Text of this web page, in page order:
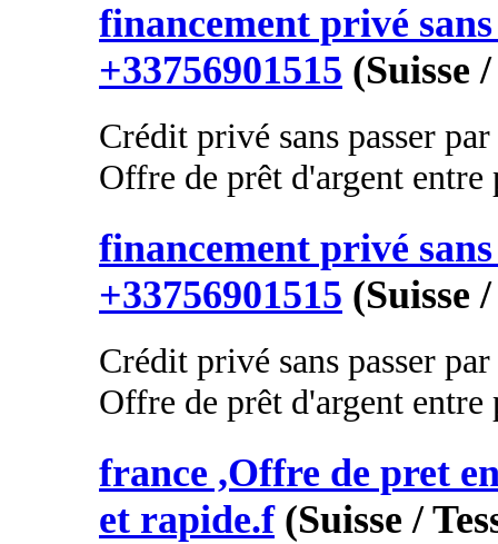
financement privé
+33756901515 (Suisse
Crédit privé sans passer
Offre de prêt d'argent
financement privé
+33756901515 (Suisse
Crédit privé sans passer
Offre de prêt d'argent
france ,Offre de pret
et rapide.f (Suisse /